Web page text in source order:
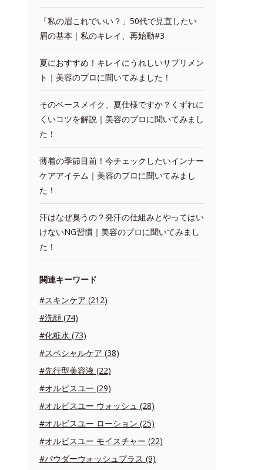
「私の眉これでいい？」50代で見直したい
眉の基本｜私のキレイ、再始動#3
夏におすすめ！キレイにうれしいサプリメン
ト｜美容のプロに聞いてみました！
そのベースメイク、夏仕様ですか？くずれに
くいコツを解説｜美容のプロに聞いてみまし
た！
薄着の季節目前！今チェックしたいインナー
ケアアイテム｜美容のプロに聞いてみまし
た！
汗はなぜ臭うの？発汗の仕組みとやってはい
けないNG習慣｜美容のプロに聞いてみまし
た！
関連キーワード
#スキンケア (212)
#洗顔 (74)
#化粧水 (73)
#スペシャルケア (38)
#先行型美容液 (22)
#オルビスユー (29)
#オルビスユー ウォッシュ (28)
#オルビスユー ローション (25)
#オルビスユー モイスチャー (22)
#パウダーウォッシュプラス (9)